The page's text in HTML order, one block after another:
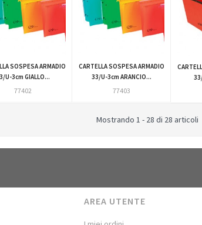
SOSPESA ARMADIO
U-3cm GIALLO...
77402
CARTELLA SOSPESA ARMADIO
33/U-3cm ARANCIO...
77403
Mostrando 1 - 28 di 28 articoli
AREA UTENTE